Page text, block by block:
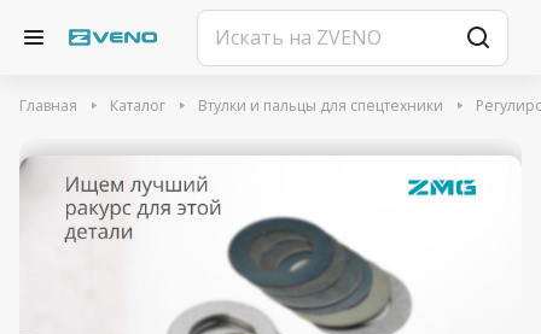
Главная Каталог Втулки и пальцы для спецтехники